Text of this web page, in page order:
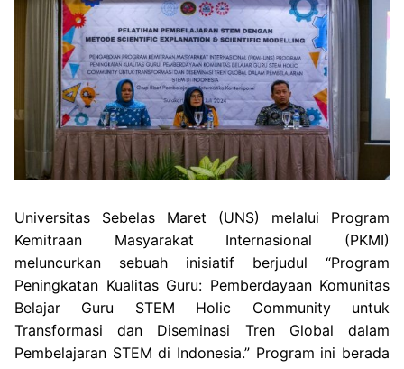
Universitas Sebelas Maret (UNS) melalui Program
Kemitraan Masyarakat Internasional (PKMI)
meluncurkan sebuah inisiatif berjudul “Program
Peningkatan Kualitas Guru: Pemberdayaan Komunitas
Belajar Guru STEM Holic Community untuk
Transformasi dan Diseminasi Tren Global dalam
Pembelajaran STEM di Indonesia.” Program ini berada